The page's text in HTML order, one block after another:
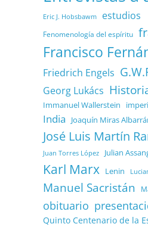
Eric J. Hobsbawm estudios
Fenomenología del espíritu
Francisco
Friedrich Engels
Georg Lukács
Immanuel Wallerstein
India Joaquín Miras
José Luis Martín
Juan Torres López Julian
Karl Marx Lenin
Manuel Sacristán
obituario
Quinto Centenario de la